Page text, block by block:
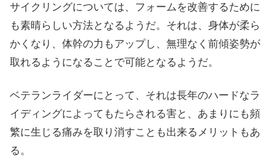
サイクリングについては、フォームを改善するために
も素晴らしい方法となるようだ。それは、身体が柔ら
かくなり、体幹の力もアップし、無理なく前傾姿勢が
取れるようになることで可能となるようだ。
ベテランライダーにとって、それは長年のハードなラ
イディングによってもたらされる害と、あまりにも頻
繁に生じる痛みを取り消すことも出来るメリットもあ
る。